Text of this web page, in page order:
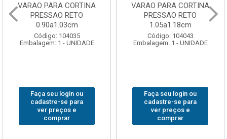
VARAO PARA CORTINA
PRESSAO RETO
0.90a1.03cm
Código: 104035
Embalagem: 1 - UNIDADE
Faça seu login ou
cadastre-se para
ver preços e
comprar
VARAO PARA CORTINA
PRESSAO RETO
1.05a1.18cm
Código: 104043
Embalagem: 1 - UNIDADE
Faça seu login ou
cadastre-se para
ver preços e
comprar